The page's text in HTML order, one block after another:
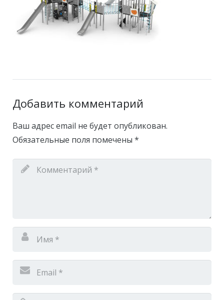
Добавить комментарий
Ваш адрес email не будет опубликован.
Обязательные поля помечены *